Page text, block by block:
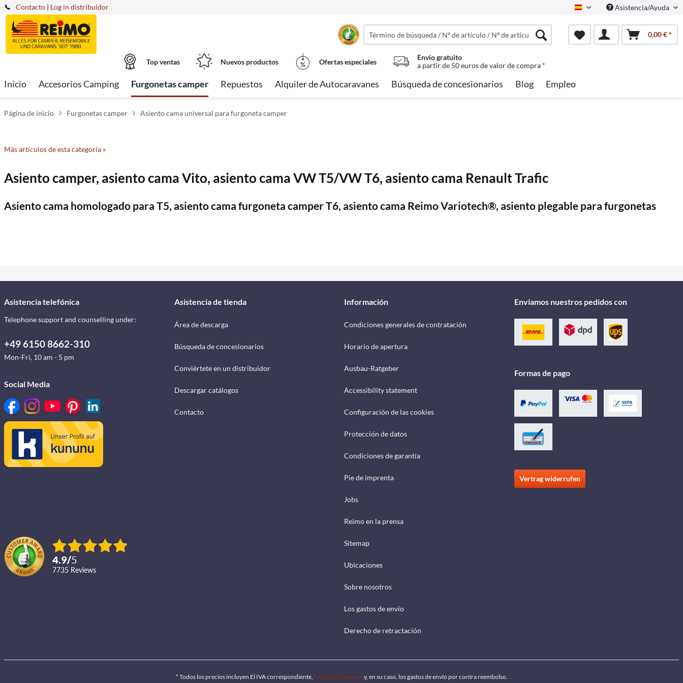
Contacto Spanisch Asistencia/Ayuda
| Log in distribuidor
0,00 € *
Top ventas Nuevos productos Ofertas especiales
Envío gratuito
a partir de 50 euros de valor de compra *
Inicio Accesorios Camping Furgonetas camper Repuestos Alquiler de Autocaravanes Búsqueda de concesionarios Blog Empleo
Página de inicio Furgonetas camper Asiento cama universal para furgoneta camper
Más artículos de esta categoría »
Asiento camper, asiento cama Vito, asiento cama VW T5/VW T6, asiento cama Renault Trafic
Asiento cama homologado para T5, asiento cama furgoneta camper T6, asiento cama Reimo Variotech®, asiento plegable para furgonetas
Asistencia telefónica
Telephone support and counselling under:
+49 6150 8662-310
Mon-Fri, 10 am - 5 pm
Social Media
4.9/5
7735 reviews
Asistencia de tienda
Área de descarga
Búsqueda de concesionarios
Conviértete en un distribuidor
Descargar catálogos
Contacto
Información
Condiciones generales de contratación
Horario de apertura
Ausbau-Ratgeber
Accessibility statement
Configuración de las cookies
Protección de datos
Condiciones de garantía
Pie de imprenta
Jobs
Reimo en la prensa
Sitemap
Ubicaciones
Sobre nosotros
Los gastos de envío
Derecho de retractación
Enviamos nuestros pedidos con
Formas de pago
Vertrag widerrufen
* Todos los precios incluyen El IVA correspondiente, los gastos de envío y, en su caso, los gastos de envío por contra reembolso.